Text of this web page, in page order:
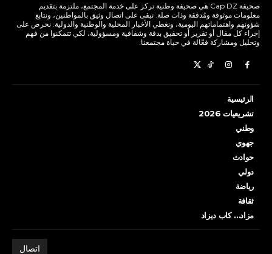
صحيفة Cap DZ هي صحيفة وطنية تركز على خدمة المجتمع، ملتزمة بتقديم
معلومات موثوقة ومُدققة وذات صلة. نبقى على اتصال وثيق بالمواطنين، ونتابع
شؤونهم واهتماماتهم اليومية، ونغطي الأخبار المحلية والوطنية والدولية. نحرص على
إجراء كل مقال أو تقرير أو تحقيق بدقة وشفافية ومسؤولية، لكي تتمكنوا من فهم
وتحليل ومشاركة فعّالة في حياة مجتمعنا.
الرئيسية
تشريعيات 2026
وطني
جهوي
حوادث
دولي
رياضة
ثقافة
مزاد… كاب ديزاد
اتصال